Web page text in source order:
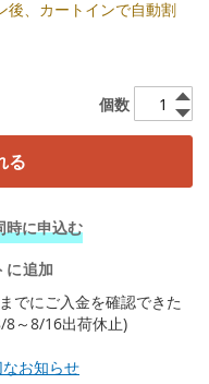
後、カートインで自動割
個数
る
時に申込む
に追加
でにご入金を確認できた
8～8/16出荷休止)
なお知らせ